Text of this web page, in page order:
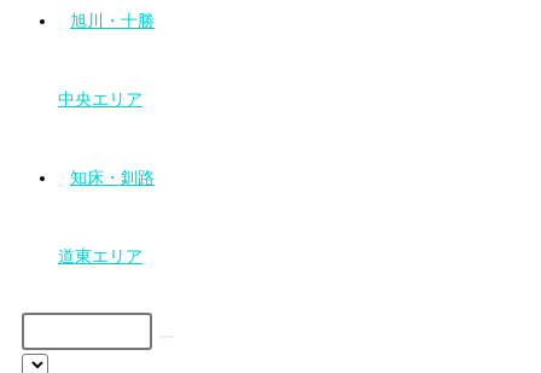
旭川・十勝
中央エリア
知床・釧路
道東エリア